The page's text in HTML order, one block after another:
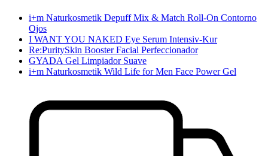
i+m Naturkosmetik Depuff Mix & Match Roll-On Contorno
Ojos
I WANT YOU NAKED Eye Serum Intensiv-Kur
Re:PuritySkin Booster Facial Perfeccionador
GYADA Gel Limpiador Suave
i+m Naturkosmetik Wild Life for Men Face Power Gel